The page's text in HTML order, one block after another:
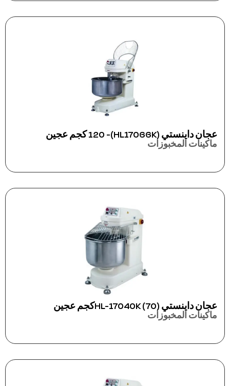
عجان داينستي (HL17066K)- 120 كجم عجين
ماكينات المخبوزات
عجان داينستي HL-17040K (70)كجم عجين
ماكينات المخبوزات